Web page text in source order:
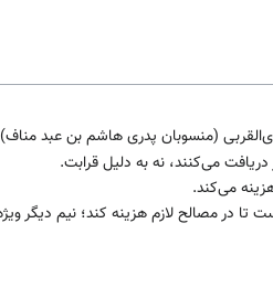
(منسوبان پدری هاشم بن عبد
می‌کنند، نه به دلیل قرابت.
می‌کند.
مصالح لازم هزینه کند؛ نیم دیگر